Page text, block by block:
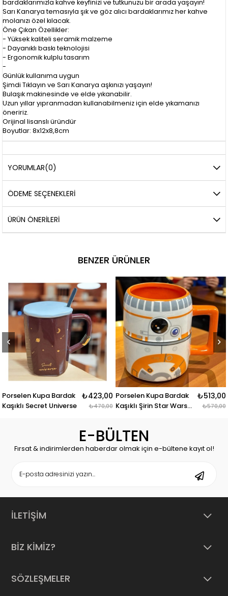
bardaklarımızla kahve keyfinizi ve tutkunuzu bir arada yaşayın!
Sarı Kanarya temasıyla şık ve göz alıcı bardaklarımız her kahve
molanızı özel kılacak.
Öne Çıkan Özellikler:
- Yüksek kaliteli seramik malzeme
- Dayanıklı baskı teknolojisi
- Ergonomik kulplu tasarım
-
Günlük kullanıma uygun
Şimdi Tıklayın ve Sarı Kanarya aşkınızı yaşayın!
Bulaşık makinesinde ve elde yıkanabilir.
Uzun yıllar yıpranmadan kullanabilmeniz için elde yıkamanızı
öneririz.
Orijinal lisanslı üründür
Boyutlar: 8x12x8,8cm
YORUMLAR(0)
ÖDEME SEÇENEKLERI
ÜRÜN ÖNERILERI
BENZER ÜRÜNLER
₺423,00
₺470,00
Porselen Kupa Bardak
Kaşıklı Şirin Star Wars
₺513,00
₺570,00
Porselen Kupa
Kaşıklı
E-BÜLTEN
Fırsat & indirimlerden haberdar olmak için e-bültene kayıt ol!
İLETİŞİM
BİZ KİMİZ?
SÖZLEŞMELER